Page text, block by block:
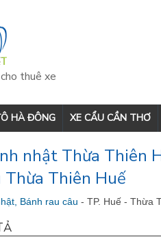
thuê xe
HÀ ĐÔNG XE CẨU CẦN THƠ
nhật Thừa Thiên
Thừa Thiên Huế
Bánh rau câu - TP. Huế - Thừa